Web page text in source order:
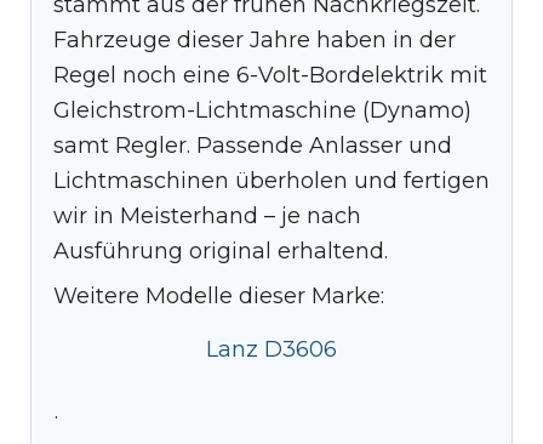
Fahrzeuge dieser Jahre haben in der
Regel noch eine 6-Volt-Bordelektrik mit
Gleichstrom-Lichtmaschine (Dynamo)
samt Regler. Passende Anlasser und
Lichtmaschinen überholen und fertigen
wir in Meisterhand – je nach
Ausführung original erhaltend.
Weitere Modelle dieser Marke:
Lanz D3606
·